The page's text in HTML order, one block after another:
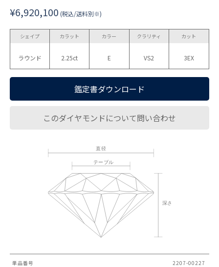
¥6,920,100 (税込/送料別※)
シェイプ
ラウンド
カラット
2.25ct
カラー
E
クラリティ
VS2
カット
3EX
鑑定書ダウンロード
このダイヤモンドについて問い合わせ
単品番号 2207-00227